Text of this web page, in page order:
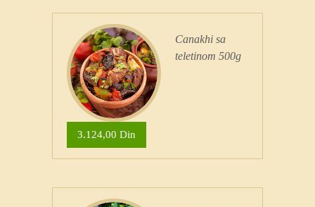
Canakhi sa
teletinom 500g
3.124,00 Din